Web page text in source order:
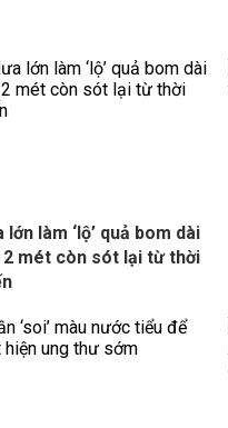
lớn làm ‘lộ’ quả bom dài
2 mét còn sót lại từ thời